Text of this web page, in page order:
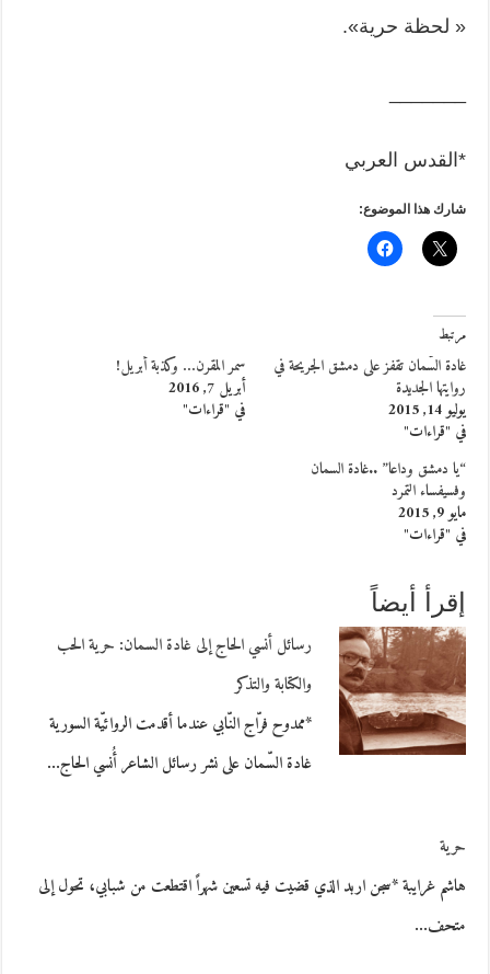
« لحظة حرية».
*القدس العربي
شارك هذا الموضوع:
مرتبط
غادة السّمان تقفز على دمشق الجريحة في
روايتها الجديدة
يوليو 14, 2015
في "قراءات"
سمر المقرن… وكذبة أبريل!
أبريل 7, 2016
في "قراءات"
“يا دمشق وداعا” ..غادة السمان
وفسيفساء التمرد
مايو 9, 2015
في "قراءات"
إقرأ أيضاً
رسائل أنسي الحاج إلى غادة السمان: حرية الحب
والكتابة والتذكر
*ممدوح فرّاج النّابي عندما أقدمت الروائيّة السورية
غادة السّمان على نشر رسائل الشاعر أُنسي الحاج…
حرية
هاشم غرايبة *سجن اربد الذي قضيت فيه تسعين شهراً اقتطعت من شبابي، تحول إلى
متحف…